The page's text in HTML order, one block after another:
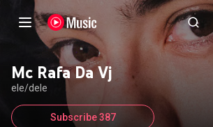
Mc Rafa Da Vj
ele/dele
Subscribe 387